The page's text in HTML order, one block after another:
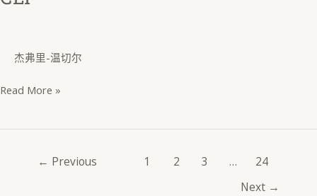
杰弗里-温切尔
-
Read More »
← Previous 1 2 3 …
24
Next →